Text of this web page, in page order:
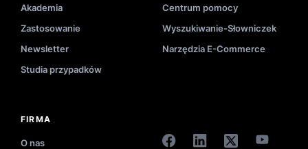
Akademia
Centrum pomocy
Zastosowanie
Wyszukiwanie-Słowniczek
Newsletter
Narzędzia E-Commerce
Studia przypadków
FIRMA
O nas